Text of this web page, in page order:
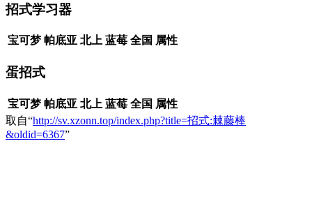
招式学习器
宝可梦 帕底亚 北上 蓝莓 全国 属性
蛋招式
宝可梦 帕底亚 北上 蓝莓 全国 属性
取自“http://sv.xzonn.top/index.php?title=招式:棘藤棒
&oldid=6367”